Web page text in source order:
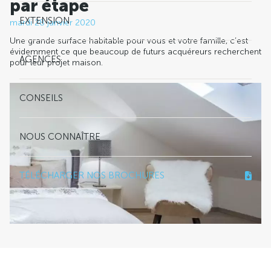
EXTENSION
AGENCES
CONSEILS
NOUS CONNAÎTRE
TÉLÉCHARGER NOS BROCHURES
par étape
mardi 28 janvier 2020
Une grande surface habitable pour vous et votre famille, c’est
évidemment ce que beaucoup de futurs acquéreurs recherchent
pour leur projet maison.